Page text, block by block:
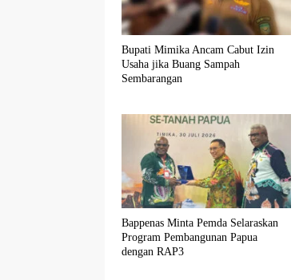
Bupati Mimika Ancam Cabut Izin
Usaha jika Buang Sampah
Sembarangan
Bappenas Minta Pemda Selaraskan
Program Pembangunan Papua
dengan RAP3